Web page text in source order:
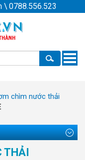
\ 0788.556.523
Toggle
chìm nước thải
THẢI